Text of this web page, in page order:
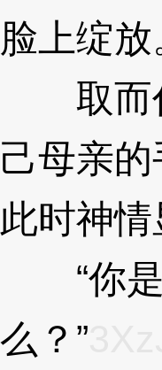
脸上绽放
取而代
己母亲
此时神
“你是
么？”